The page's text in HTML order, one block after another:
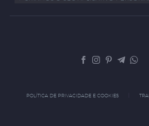
POLÍTICA DE PRIVACIDADE E COOKIES